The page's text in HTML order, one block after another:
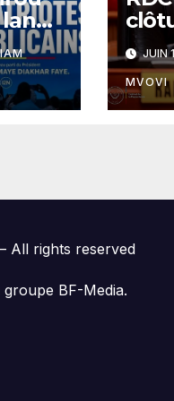
laJUIN
MVOVI
All rights reserved
BF-Media.